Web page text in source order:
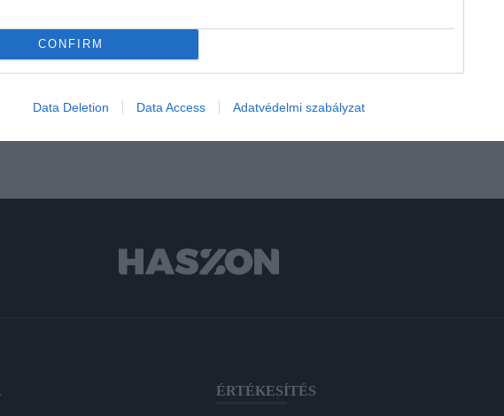
CONFIRM
Data Deletion Data Access Adatvédelmi szabályzat
finanszírozás
ÉRTÉKESÍTÉS